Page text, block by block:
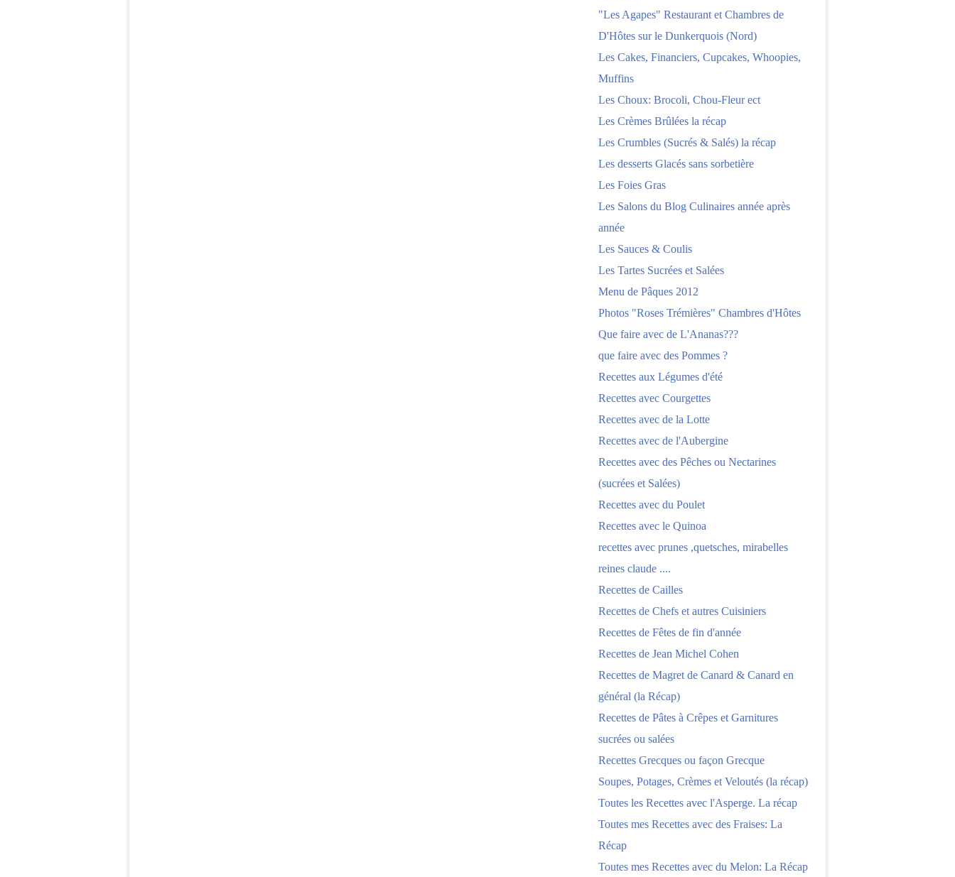
"Les Agapes" Restaurant et Chambres de
D'Hôtes sur le Dunkerquois (Nord)
Les Cakes, Financiers, Cupcakes, Whoopies,
Muffins
Les Choux: Brocoli, Chou-Fleur ect
Les Crèmes Brûlées la récap
Les Crumbles (Sucrés & Salés) la récap
Les desserts Glacés sans sorbetière
Les Foies Gras
Les Salons du Blog Culinaires année après
année
Les Sauces & Coulis
Les Tartes Sucrées et Salées
Menu de Pâques 2012
Photos "Roses Trémières" Chambres d'Hôtes
Que faire avec de L'Ananas???
que faire avec des Pommes ?
Recettes aux Légumes d'été
Recettes avec Courgettes
Recettes avec de la Lotte
Recettes avec de l'Aubergine
Recettes avec des Pêches ou Nectarines
(sucrées et Salées)
Recettes avec du Poulet
Recettes avec le Quinoa
recettes avec prunes ,quetsches, mirabelles
reines claude ....
Recettes de Cailles
Recettes de Chefs et autres Cuisiniers
Recettes de Fêtes de fin d'année
Recettes de Jean Michel Cohen
Recettes de Magret de Canard & Canard en
général (la Récap)
Recettes de Pâtes à Crêpes et Garnitures
sucrées ou salées
Recettes Grecques ou façon Grecque
Soupes, Potages, Crèmes et Veloutés (la récap)
Toutes les Recettes avec l'Asperge. La récap
Toutes mes Recettes avec des Fraises: La
Récap
Toutes mes Recettes avec du Melon: La Récap